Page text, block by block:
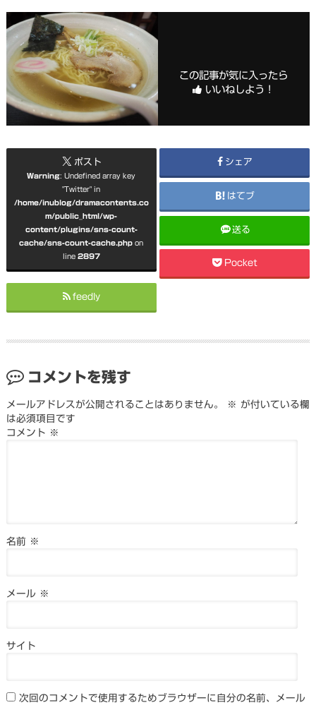
この記事が気に入ったら
いいねしよう！
ポスト
Warning: Undefined array key
"Twitter" in
/home/inublog/dramacontents.co
m/public_html/wp-
content/plugins/sns-count-
cache/sns-count-cache.php on
line 2897
シェア
はてブ
送る
Pocket
feedly
コメントを残す
メールアドレスが公開されることはありません。 ※ が付いている欄
は必須項目です
コメント ※
名前 ※
メール ※
サイト
次回のコメントで使用するためブラウザーに自分の名前、メール